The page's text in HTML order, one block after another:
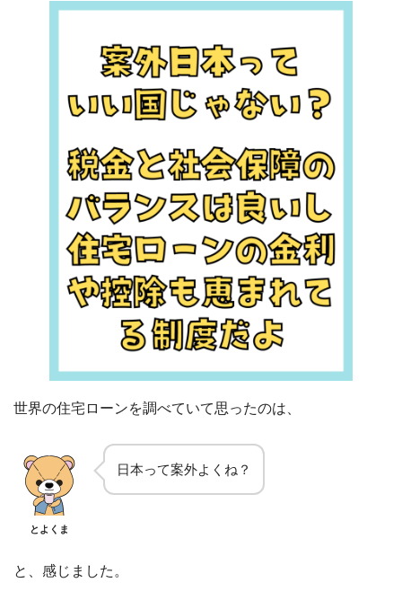
世界の住宅ローンを調べていて思ったのは、
とよくま
日本って案外よくね？
と、感じました。